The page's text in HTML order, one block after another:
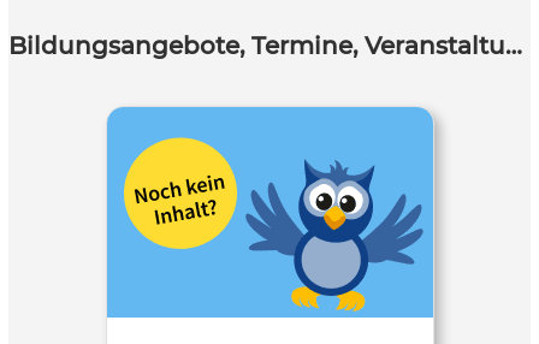
Bildungsangebote, Termine, Veranstaltungen